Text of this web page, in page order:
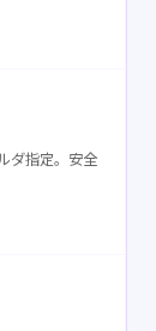
ダ指定。安全